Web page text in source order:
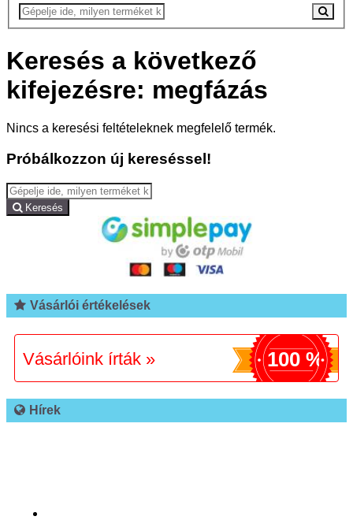
Keresés a következő
kifejezésre: megfázás
Nincs a keresési feltételeknek megfelelő termék.
Próbálkozzon új kereséssel!
Keresés
Vásárlói értékelések
Vásárlóink írták » 100 %
Hírek